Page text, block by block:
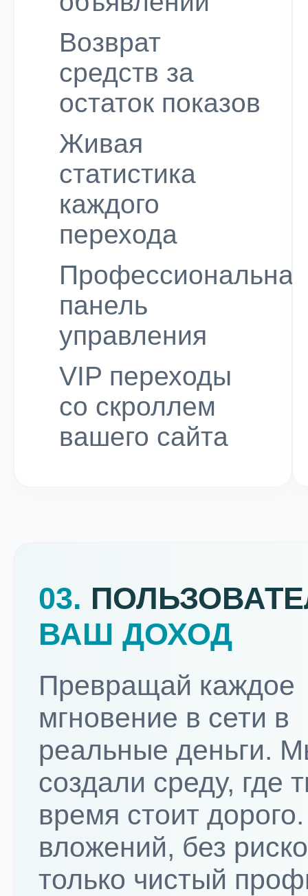
Возврат
средств за
остаток показов
Живая
статистика
каждого
перехода
Профессиональная
панель
управления
VIP переходы
со скроллем
вашего сайта
03.
ВАШ ДОХОД
Превращай каждое
мгновение в сети в
реальные деньги.
создали среду, где
время стоит
вложений, без
только чистый